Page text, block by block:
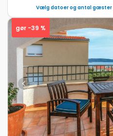
Vælg datoer og antal gæster
Previous
gør -39 %